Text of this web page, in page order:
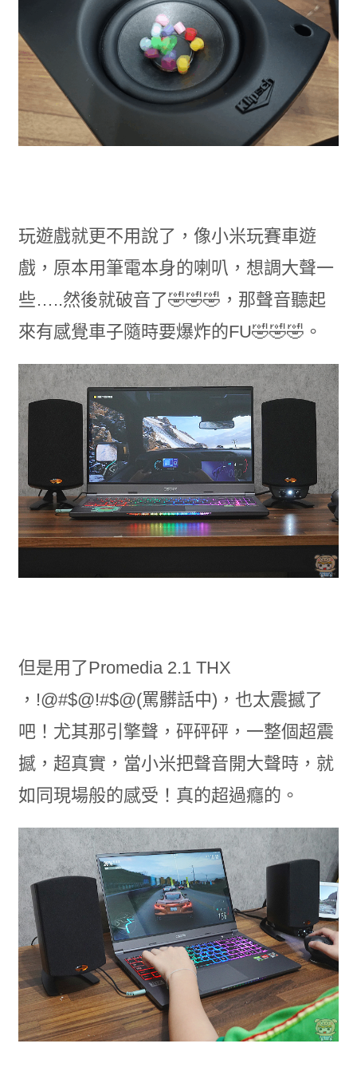
玩遊戲就更不用說了，像小米玩賽車遊
戲，原本用筆電本身的喇叭，想調大聲一
些…..然後就破音了🤣🤣🤣，那聲音聽起
來有感覺車子隨時要爆炸的FU🤣🤣🤣。
但是用了Promedia 2.1 THX
，!@#$@!#$@(罵髒話中)，也太震撼了
吧！尤其那引擎聲，砰砰砰，一整個超震
撼，超真實，當小米把聲音開大聲時，就
如同現場般的感受！真的超過癮的。